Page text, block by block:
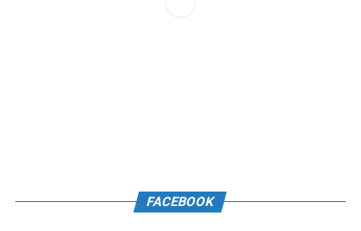
FACEBOOK